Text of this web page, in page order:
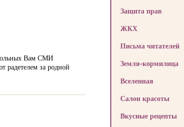
Вам СМИ
радетелем за родной
Защита прав
ЖКХ
Письма читателей
Земля-кормилица
Вселенная
Салон красоты
Вкусные рецепты